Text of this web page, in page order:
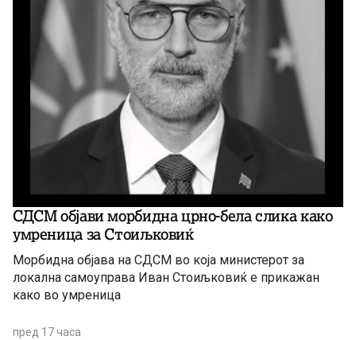
СДСМ објави морбидна црно-бела слика како
умреница за Стоиљковиќ
Морбидна објава на СДСМ во која министерот за
локална самоуправа Иван Стоиљковиќ е прикажан
како во умреница
пред 17 часа